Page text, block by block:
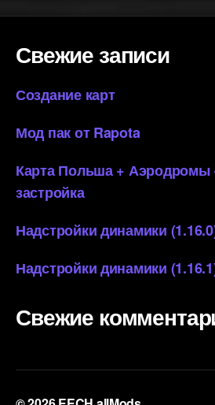
Свежие записи
Создание карт
Мод пак от Rapota
Карта Польша + Аэродромы
застройка
Надстройки динамики
Надстройки динамики
Свежие